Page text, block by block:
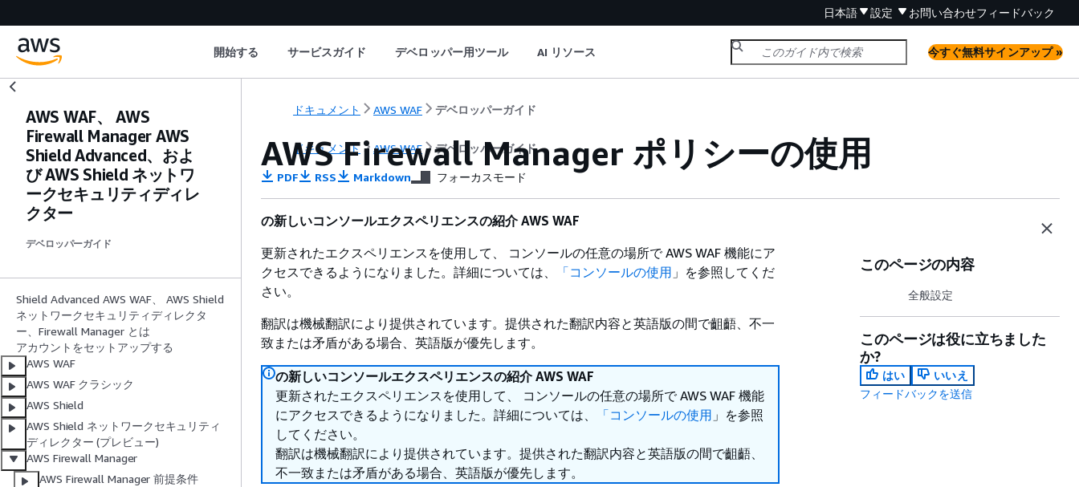
日本語 設定 お問い合わせフィードバック
開始する サービスガイド デベロッパー用ツール AI リソース 今すぐ無料サインアップ »
AWS WAF、 AWS
Firewall Manager AWS
Shield Advanced、およ
び AWS Shield ネットワ
ークセキュリティディレ
クター
デベロッパーガイド
Shield Advanced AWS WAF、 AWS Shield
ネットワークセキュリティディレクタ
ー、Firewall Manager とは
アカウントをセットアップする
AWS WAF
AWS WAF クラシック
AWS Shield
AWS Shield ネットワークセキュリティ
ディレクター (プレビュー)
AWS Firewall Manager
AWS Firewall Manager 前提条件
ドキュメント AWS WAF デベロッパーガイド
ドキュメント AWS WAF デベロッパーガイド
AWS Firewall Manager ポリシーの使用
PDF RSS Markdown フォーカスモード
の新しいコンソールエクスペリエンスの紹介 AWS WAF
更新されたエクスペリエンスを使用して、 コンソールの任意の場所で AWS WAF 機能にア
クセスできるようになりました。詳細については、
「コンソールの使用 」を参照してくだ
さい。
翻訳は機械翻訳により提供されています。提供された翻訳内容と英語版の間で齟齬、不一
致または矛盾がある場合、英語版が優先します。
の新しいコンソールエクスペリエンスの紹介 AWS WAF
更新されたエクスペリエンスを使用して、 コンソールの任意の場所で AWS WAF 機能
にアクセスできるようになりました。詳細については、
「コンソールの使用 」を参照
してください。
翻訳は機械翻訳により提供されています。提供された翻訳内容と英語版の間で齟齬、
不一致または矛盾がある場合、英語版が優先します。
このページの内容
全般設定
このページは役に立ちました
か?
はい
いいえ
フィードバックを送信